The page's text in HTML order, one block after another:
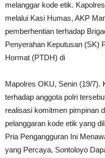
melanggar kode etik.
melalui Kasi Humas, AKP
pemberhentian terhadap
Penyerahan Keputusan (SK)
Hormat (PTDH) di
Mapolres OKU, Senin (19/7).
terhadap anggota polri
realisasi komitmen pimpinan
pelanggaran kode etik yang
Pria Pengangguran Ini
yang Percaya, Sontoloyo